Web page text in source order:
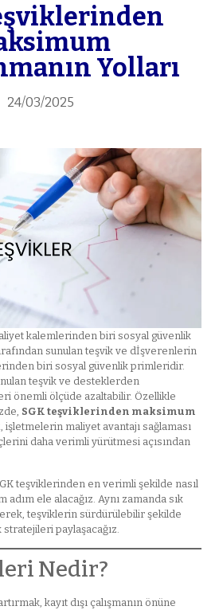
Yolları
24/03/2025
kalemlerinden biri sosyal güvenlik
sunulan teşvik ve dİşverenlerin
biri sosyal güvenlik primleridir.
teşvik ve desteklerden
önemli ölçüde azaltabilir. Özellikle
SGK teşviklerinden maksimum
, işletmelerin maliyet avantajı sağlaması
daha verimli yürütmesi açısından
teşviklerinden en verimli şekilde nasıl
ele alacağız. Aynı zamanda sık
teşviklerin sürdürülebilir şekilde
stratejileri paylaşacağız.
Nedir?
kayıt dışı çalışmanın önüne